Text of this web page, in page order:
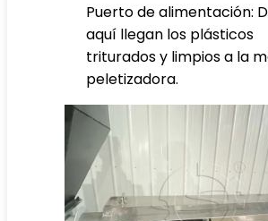
Puerto de alimentación:
aquí llegan los plásticos
triturados y limpios a la
peletizadora.